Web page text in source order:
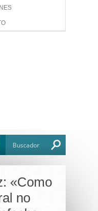
«Como
no